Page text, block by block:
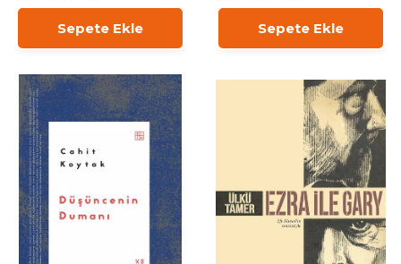
Sepete Ekle Sepete Ekle